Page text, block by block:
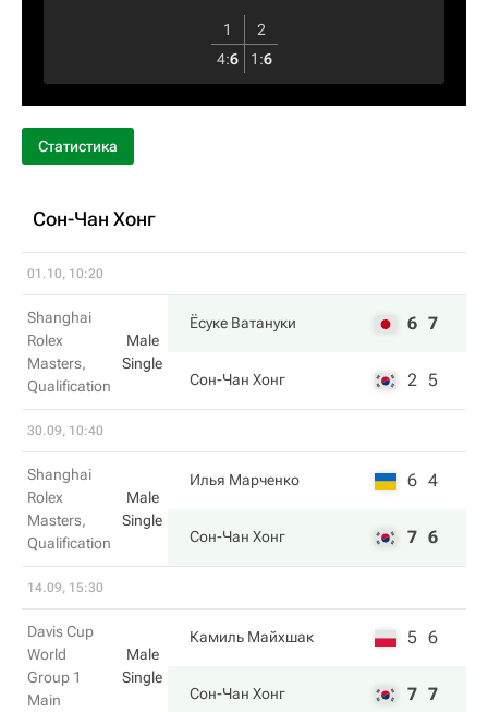
1
2
4:6 1 :6
Статистика
Сон-Чан Хонг
01.10, 10:20
Shanghai
Rolex
Masters,
Qualification
Male
Single
Ёсуке Ватануки 6 7
Сон-Чан Хонг 2 5
30.09, 10:40
Shanghai
Rolex
Masters,
Qualification
Male
Single
Илья Марченко 6 4
Сон-Чан Хонг 7 6
14.09, 15:30
Davis Cup
World
Group 1
Main
Male
Single
Камиль Майхшак 5 6
Сон-Чан Хонг 7 7